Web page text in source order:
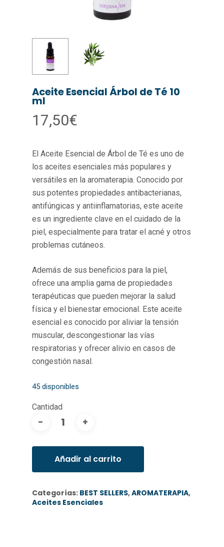
Aceite Esencial Árbol de Té 10
ml
17,50€
El Aceite Esencial de Árbol de Té es uno de
los aceites esenciales más populares y
versátiles en la aromaterapia. Conocido por
sus potentes propiedades antibacterianas,
antifúngicas y antiinflamatorias, este aceite
es un ingrediente clave en el cuidado de la
piel, especialmente para tratar el acné y otros
problemas cutáneos.
Además de sus beneficios para la piel,
ofrece una amplia gama de propiedades
terapéuticas que pueden mejorar la salud
física y el bienestar emocional. Este aceite
esencial es conocido por aliviar la tensión
muscular, descongestionar las vías
respiratorias y ofrecer alivio en casos de
congestión nasal.
45 disponibles
Añadir al carrito
Categorías: BEST SELLERS,AROMATERAPIA,
Aceites Esenciales